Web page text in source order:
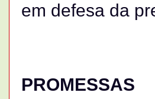
em defesa da
PROMESSAS